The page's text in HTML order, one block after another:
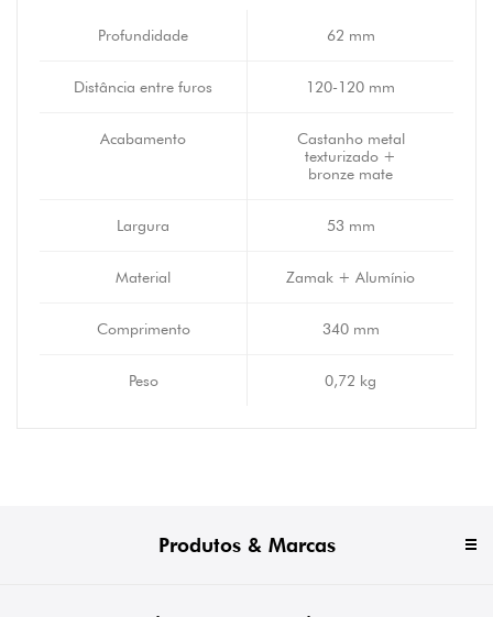
Profundidade 62 mm
Distância entre furos 120-120 mm
Acabamento
Castanho metal
texturizado +
bronze mate
Largura 53 mm
Material Zamak + Alumínio
Comprimento 340 mm
Peso 0,72 kg
Produtos & Marcas